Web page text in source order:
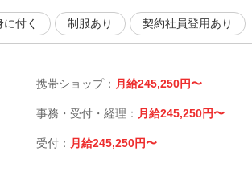
付く 制服あり 契約社員登用あり
携帯ショップ： 月給245,250円〜
事務・受付・経理： 月給245,250円〜
受付： 月給245,250円〜